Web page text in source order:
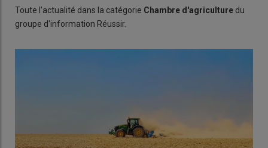
Toute l'actualité dans la catégorie Chambre d'agriculture du
groupe d'information Réussir.